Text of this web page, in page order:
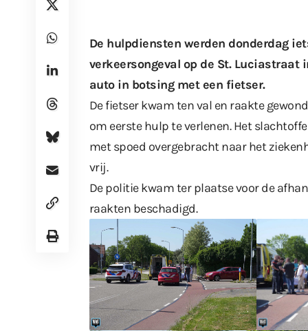
De hulpdiensten werden donderdag
verkeersongeval op de St. Luciastraat
auto in botsing met een fietser.
De fietser kwam ten val en raakte
om eerste hulp te verlenen. Het
met spoed overgebracht naar het
vrij.
De politie kwam ter plaatse voor de
raakten beschadigd.